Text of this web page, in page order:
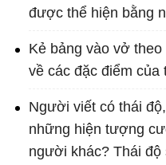
được thể hiện bằng
Kẻ bảng vào vở
về các đặc điểm của
Người viết có thái
những hiện tượng
người khác? Thái